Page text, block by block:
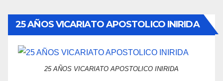
25 AÑOS VICARIATO APOSTOLICO INIRIDA
25 AÑOS VICARIATO APOSTOLICO INIRIDA